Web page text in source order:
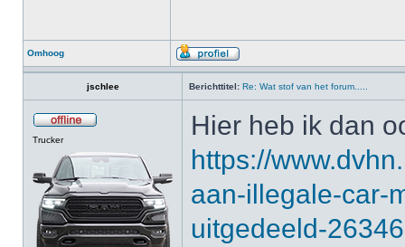
Omhoog
jschlee Berichttitel: Re: Wat stof van het forum.....
Trucker
Hier heb ik dan
https://
aan-illegale-car-
uitgedeeld-